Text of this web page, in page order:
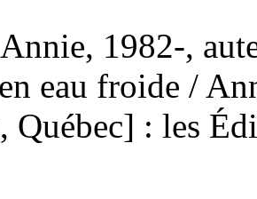
1982-,
eau froide /
Québec] : les